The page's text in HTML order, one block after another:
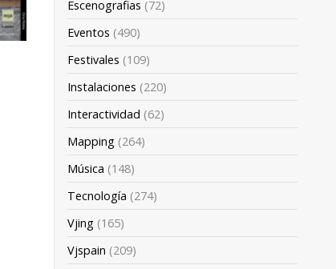
Escenografias (72)
Eventos (490)
Festivales (109)
Instalaciones (220)
Interactividad (62)
Mapping (264)
Música (148)
Tecnología (274)
Vjing (165)
Vjspain (209)